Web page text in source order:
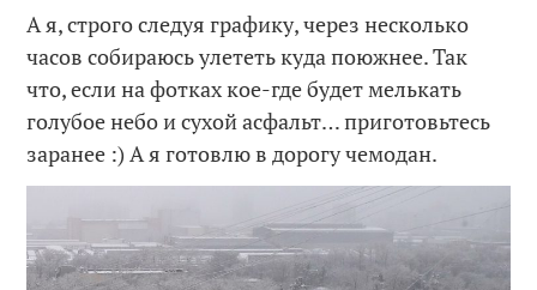
А я, строго следуя графику, через несколько
часов собираюсь улететь куда поюжнее. Так
что, если на фотках кое-где будет мелькать
голубое небо и сухой асфальт… приготовьтесь
заранее :) А я готовлю в дорогу чемодан.